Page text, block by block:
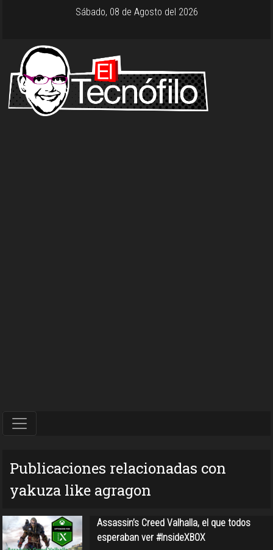
Sábado, 08 de Agosto del 2026
Publicaciones relacionadas con
yakuza like agragon
Assassin’s Creed Valhalla, el que todos
esperaban ver #InsideXBOX